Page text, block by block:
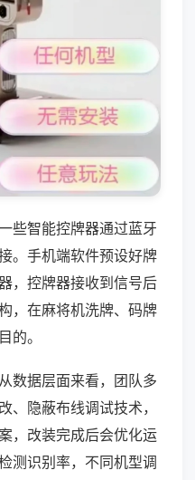
些智能控牌器通过蓝牙
。手机端软件预设好牌
，控牌器接收到信号后
，在麻将机洗牌、码牌
的。
数据层面来看，团队多
、隐蔽布线调试技术，
，改装完成后会优化运
测识别率，不同机型调